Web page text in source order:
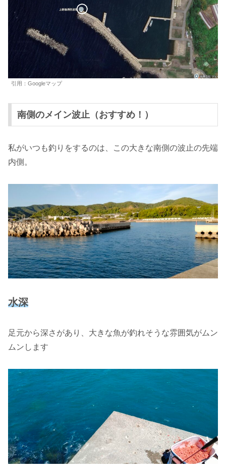
引用：Googleマップ
南側のメイン波止（おすすめ！）
私がいつも釣りをするのは、この大きな南側の波止の先端
内側。
水深
足元から深さがあり、大きな魚が釣れそうな雰囲気がムン
ムンします